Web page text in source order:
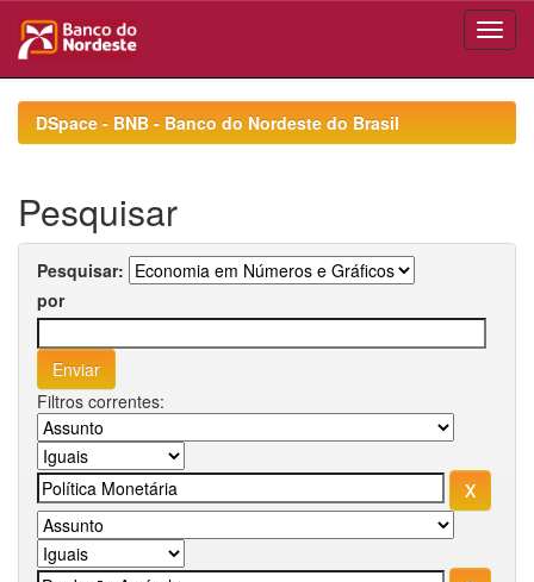
navigationDSpace - BNB - Banco do Nordeste do Brasil
Pesquisar
Pesquisar:
por
Filtros correntes: